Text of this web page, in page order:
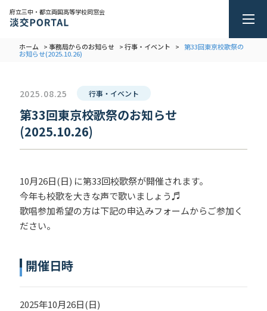
府立三中・都立両国高等学校同窓会
ホーム > 事務局からのお知らせ > 行事・イベント > 第33回東京校歌祭の
お知らせ(2025.10.26)
2025.08.25 行事・イベント
第33回東京校歌祭のお知らせ
(2025.10.26)
10月26日(日) に第33回校歌祭が開催されます。
今年も校歌を大きな声で歌いましょう♬
歌唱参加希望の方は下記の申込みフォームからご参加く
ださい。
開催日時
2025年10月26日(日)